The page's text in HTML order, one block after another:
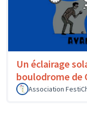
Un éclairage
boulodrome de
Association